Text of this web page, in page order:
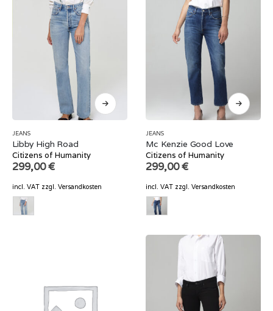
JEANS
Libby High Road
Citizens of Humanity
299,00€
incl. VAT zzgl. Versandkosten
JEANS
Mc Kenzie Good Love
Citizens of Humanity
299,00€
incl. VAT zzgl. Versandkosten